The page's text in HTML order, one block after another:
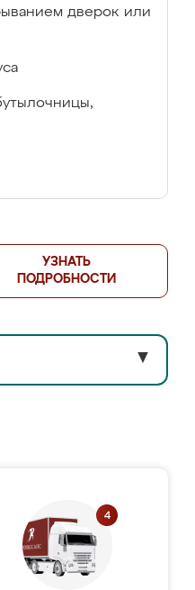
дверок или
УЗНАТЬ
ПОДРОБНОСТИ
▼